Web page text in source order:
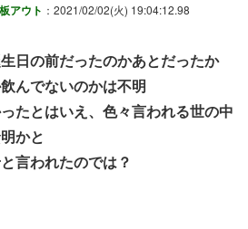
アウト ：2021/02/02(火) 19:04:12.98
日の前だったのかあとだったか
んでないのかは不明
たとはいえ、色々言われる世の中
かと
言われたのでは？